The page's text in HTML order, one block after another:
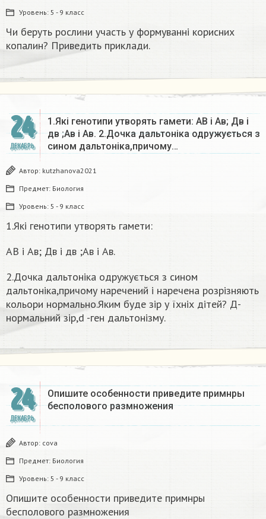
Уровень: 5 - 9 класс
Чи беруть рослини участь у формуванні корисних
копалин? Приведить приклади.
24
ДЕКАБРЬ
1.Які генотипи утворять гамети: АВ і Ав; Дв і
дв ;Ав і Ав. 2.Дочка дальтоніка одружується з
сином дальтоніка,причому…
Автор: kutzhanova2021
Предмет: Биология
Уровень: 5 - 9 класс
1.Які генотипи утворять гамети:
АВ і Ав; Дв і дв ;Ав і Ав.
2.Дочка дальтоніка одружується з сином
дальтоніка,причому наречений і наречена розрізняють
кольори нормально.Яким буде зір у їхніх дітей? Д-
нормальний зір,d -ген дальтонізму.
24
ДЕКАБРЬ
Опишите особенности приведите примнры
бесполового размножения
Автор: covа
Предмет: Биология
Уровень: 5 - 9 класс
Опишите особенности приведите примнры
бесполового размножения